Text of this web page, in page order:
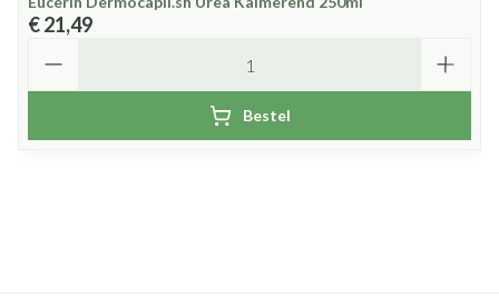
€ 21,49
Bestel